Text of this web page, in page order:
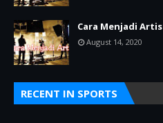
Cara Menjadi Artis
August 14, 2020
RECENT IN SPORTS